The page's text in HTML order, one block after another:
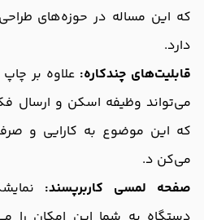
که این مساله در حوزه‌های
دارد.
قابلیت‌های چندکاره:
می‌تواند وظیفه اسکن و ارسال
که این موضوع به کارایی و
می‌کن د.
صفحه لمسی کاربرپسند: